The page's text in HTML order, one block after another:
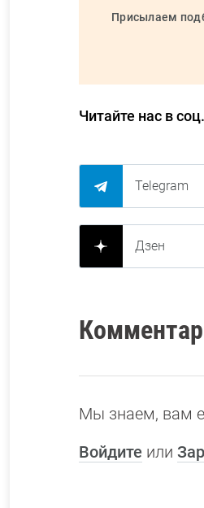
Присылаем
Читайте нас в
Telegram
Дзен
Мы знаем, вам
Войдите или